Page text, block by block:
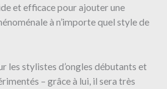
et efficace pour ajouter une
à n’importe quel style de
les stylistes d’ongles débutants et
– grâce à lui, il sera très